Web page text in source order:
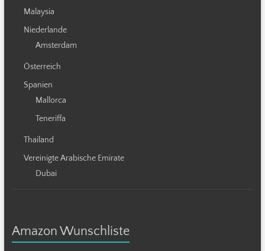
Malaysia
Niederlande
Amsterdam
Österreich
Spanien
Mallorca
Teneriffa
Thailand
Vereinigte Arabische Emirate
Dubai
Amazon Wunschliste